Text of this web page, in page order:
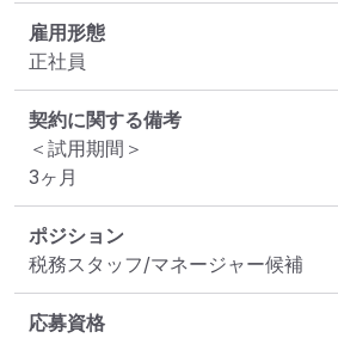
雇用形態
正社員
契約に関する備考
＜試用期間＞
3ヶ月
ポジション
税務スタッフ/マネージャー候補
応募資格